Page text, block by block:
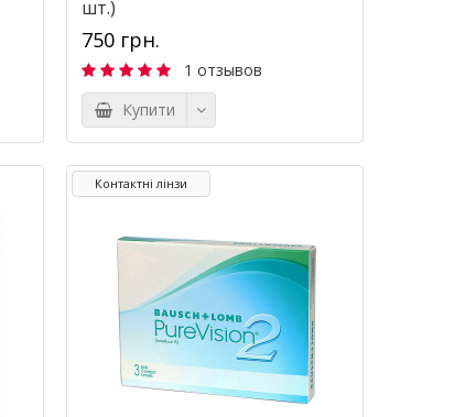
шт.)
750 грн.
1 отзывов
Купити
Контактні лінзи